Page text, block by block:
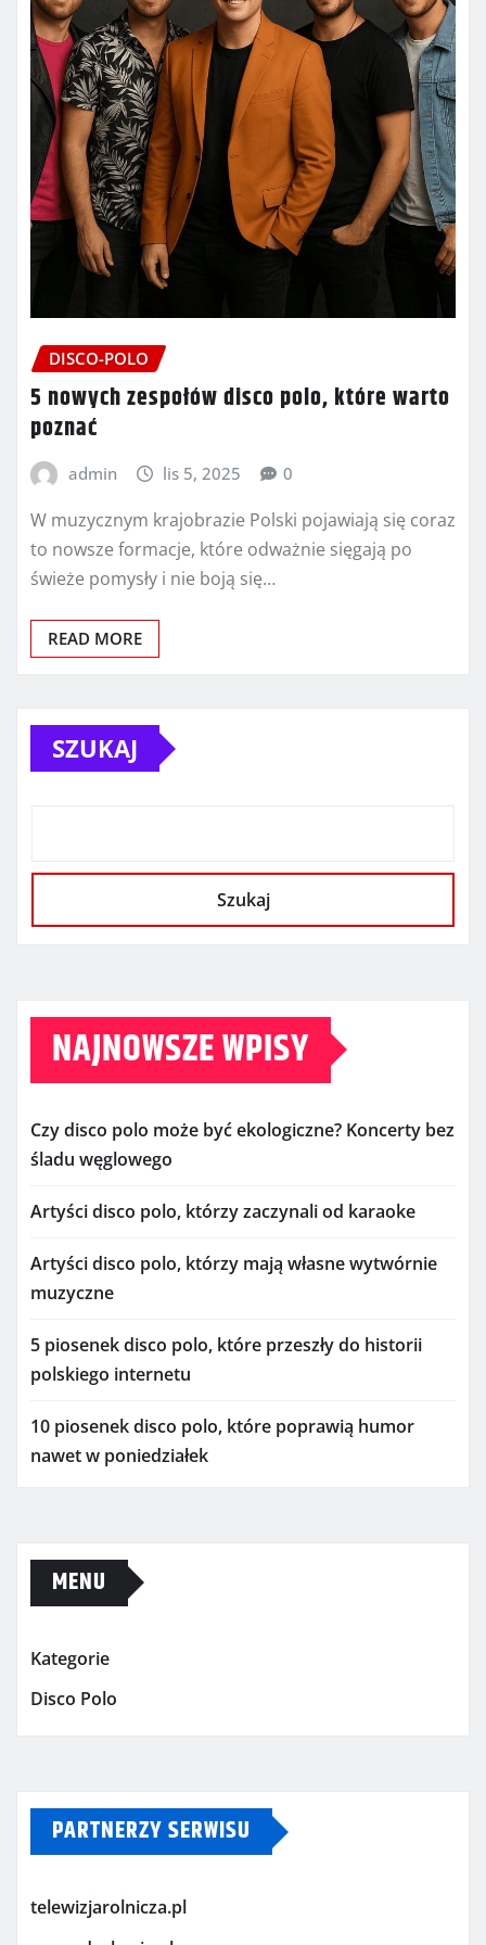
DISCO-POLO
5 nowych zespołów disco polo, które warto
poznać
admin lis 5, 2025 0
W muzycznym krajobrazie Polski pojawiają się coraz
to nowsze formacje, które odważnie sięgają po
świeże pomysły i nie boją się…
READ MORE
SZUKAJ
Szukaj
NAJNOWSZE WPISY
Czy disco polo może być ekologiczne? Koncerty bez
śladu węglowego
Artyści disco polo, którzy zaczynali od karaoke
Artyści disco polo, którzy mają własne wytwórnie
muzyczne
5 piosenek disco polo, które przeszły do historii
polskiego internetu
10 piosenek disco polo, które poprawią humor
nawet w poniedziałek
MENU
Kategorie
Disco Polo
PARTNERZY SERWISU
telewizjarolnicza.pl